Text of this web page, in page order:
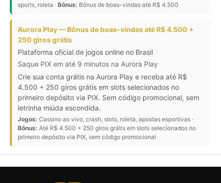
sports, roleta · Bônus: Bônus de boas-vindas até R$ 4.500
Aurora Play — Bônus de boas-vindas até R$ 4.500 +
250 giros grátis
Plataforma oficial de jogos online no Brasil
Saque PIX em até 9 minutos na Aurora Play
Crie sua conta grátis na Aurora Play e receba até R$
4.500 + 250 giros grátis em slots selecionados no
primeiro depósito via PIX. Sem código promocional, sem
letrinha miúda escondida.
Jogos: Cassino ao vivo, crash, slots, roleta, apostas esportivas ·
Bônus: Até R$ 4.500 + 250 giros grátis em slots selecionados no
primeiro depósito via PIX, sem código promocional